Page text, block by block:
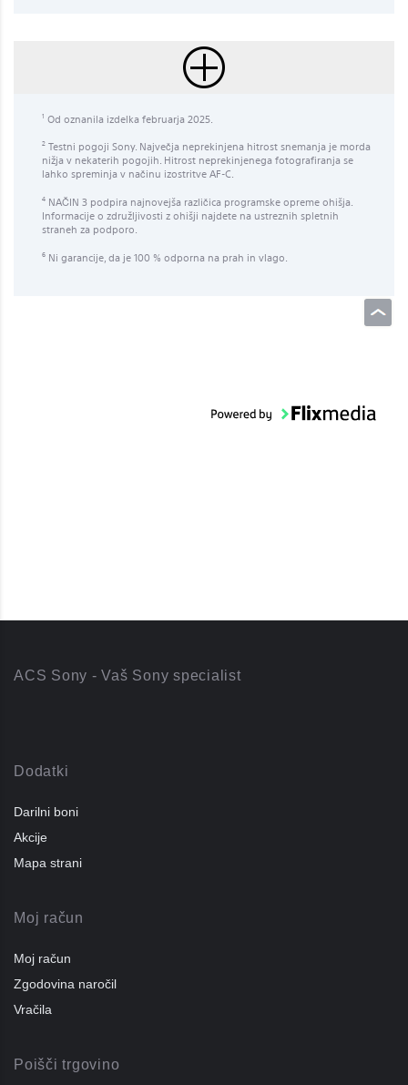
1 Od oznanila izdelka februarja 2025.
2 Testni pogoji Sony. Največja neprekinjena hitrost snemanja je morda
nižja v nekaterih pogojih. Hitrost neprekinjenega fotografiranja se
lahko spreminja v načinu izostritve AF-C.
4 NAČIN 3 podpira najnovejša različica programske opreme ohišja.
Informacije o združljivosti z ohišji najdete na ustreznih spletnih
straneh za podporo.
6 Ni garancije, da je 100 % odporna na prah in vlago.
ACS Sony - Vaš Sony specialist
Dodatki
Darilni boni
Akcije
Mapa strani
Moj račun
Moj račun
Zgodovina naročil
Vračila
Poišči trgovino